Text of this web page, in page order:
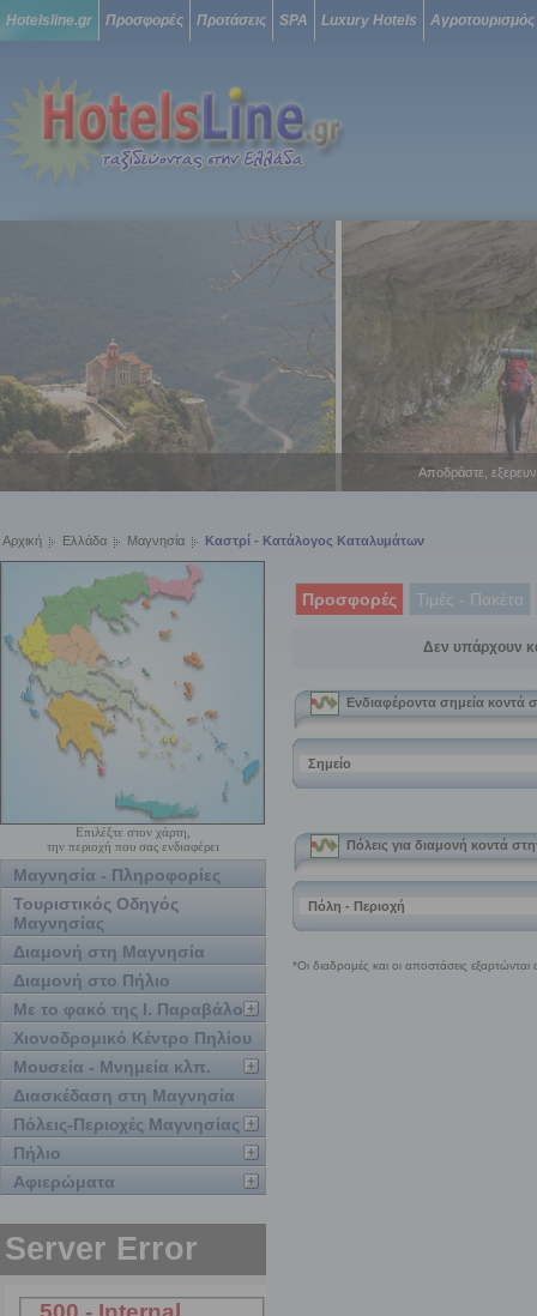
Hotelsline.gr Προσφορές Προτάσεις SPA Luxury Hotels Αγροτουρισμός
Αποδράστε,
Αρχική Ελλάδα Μαγνησία Καστρί - Κατάλογος Καταλυμάτων
Επιλέξτε στον χάρτη,
την περιοχή που σας ενδιαφέρει
Μαγνησία - Πληροφορίες
Τουριστικός Οδηγός
Μαγνησίας
Διαμονή στη Μαγνησία
Διαμονή στο Πήλιο
Με το φακό της Ι. Παραβάλου
Χιονοδρομικό Κέντρο Πηλίου
Μουσεία - Μνημεία κλπ.
Διασκέδαση στη Μαγνησία
Πόλεις-Περιοχές Μαγνησίας
Πήλιο
Αφιερώματα
Προσφορές Τιμές - Πακέτα
Δεν υπάρχουν